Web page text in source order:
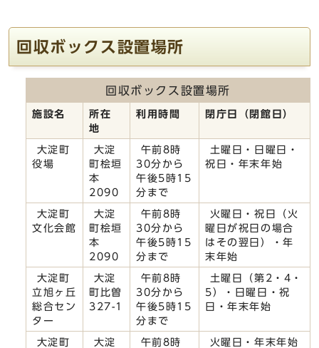
回収ボックス設置場所
回収ボックス設置場所
施設名
所在
地
利用時間 閉庁日（閉館日）
大淀町
役場
大淀
町桧垣
本
2090
午前8時
30分から
午後5時15
分まで
土曜日・日曜日・
祝日・年末年始
大淀町
文化会館
大淀
町桧垣
本
2090
午前8時
30分から
午後5時15
分まで
火曜日・祝日（火
曜日が祝日の場合
はその翌日）・年
末年始
大淀町
立旭ヶ丘
総合セン
ター
大淀
町比曽
327-1
午前8時
30分から
午後5時15
分まで
土曜日（第2・4・
5）・日曜日・祝
日・年末年始
大淀町
大淀
午前8時
火曜日・年末年始